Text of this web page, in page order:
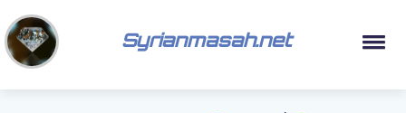
Syrianmasah.net